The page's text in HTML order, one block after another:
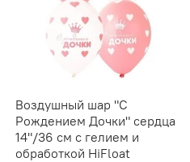
Воздушный шар "С
Рождением Дочки" сердца
14"/36 см с гелием и
обработкой HiFloat